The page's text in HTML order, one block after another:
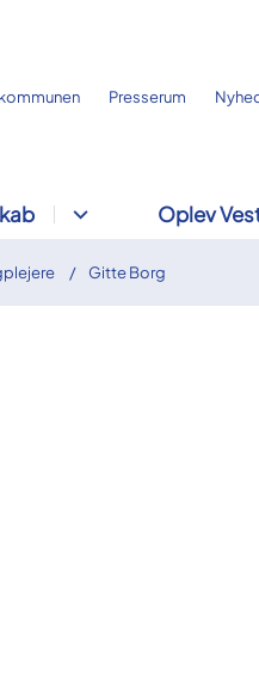
Presserum
Oplev
Gitte Borg